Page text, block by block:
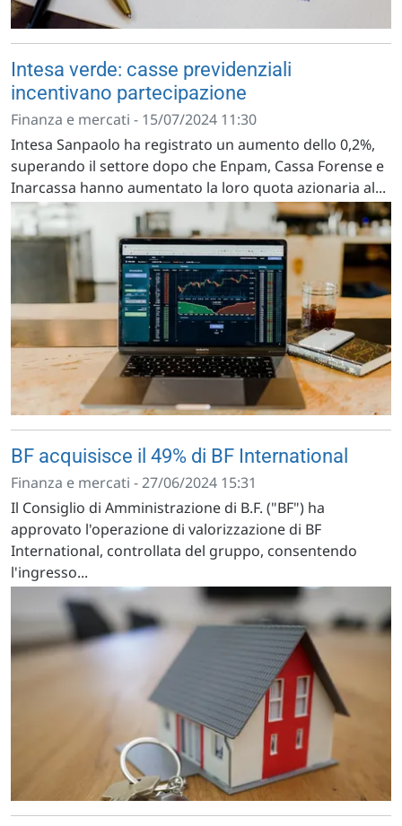
Intesa verde: casse previdenziali
incentivano partecipazione
Finanza e mercati - 15/07/2024 11:30
Intesa Sanpaolo ha registrato un aumento dello 0,2%,
superando il settore dopo che Enpam, Cassa Forense e
Inarcassa hanno aumentato la loro quota azionaria al...
BF acquisisce il 49% di BF International
Finanza e mercati - 27/06/2024 15:31
Il Consiglio di Amministrazione di B.F. ("BF") ha
approvato l'operazione di valorizzazione di BF
International, controllata del gruppo, consentendo
l'ingresso...